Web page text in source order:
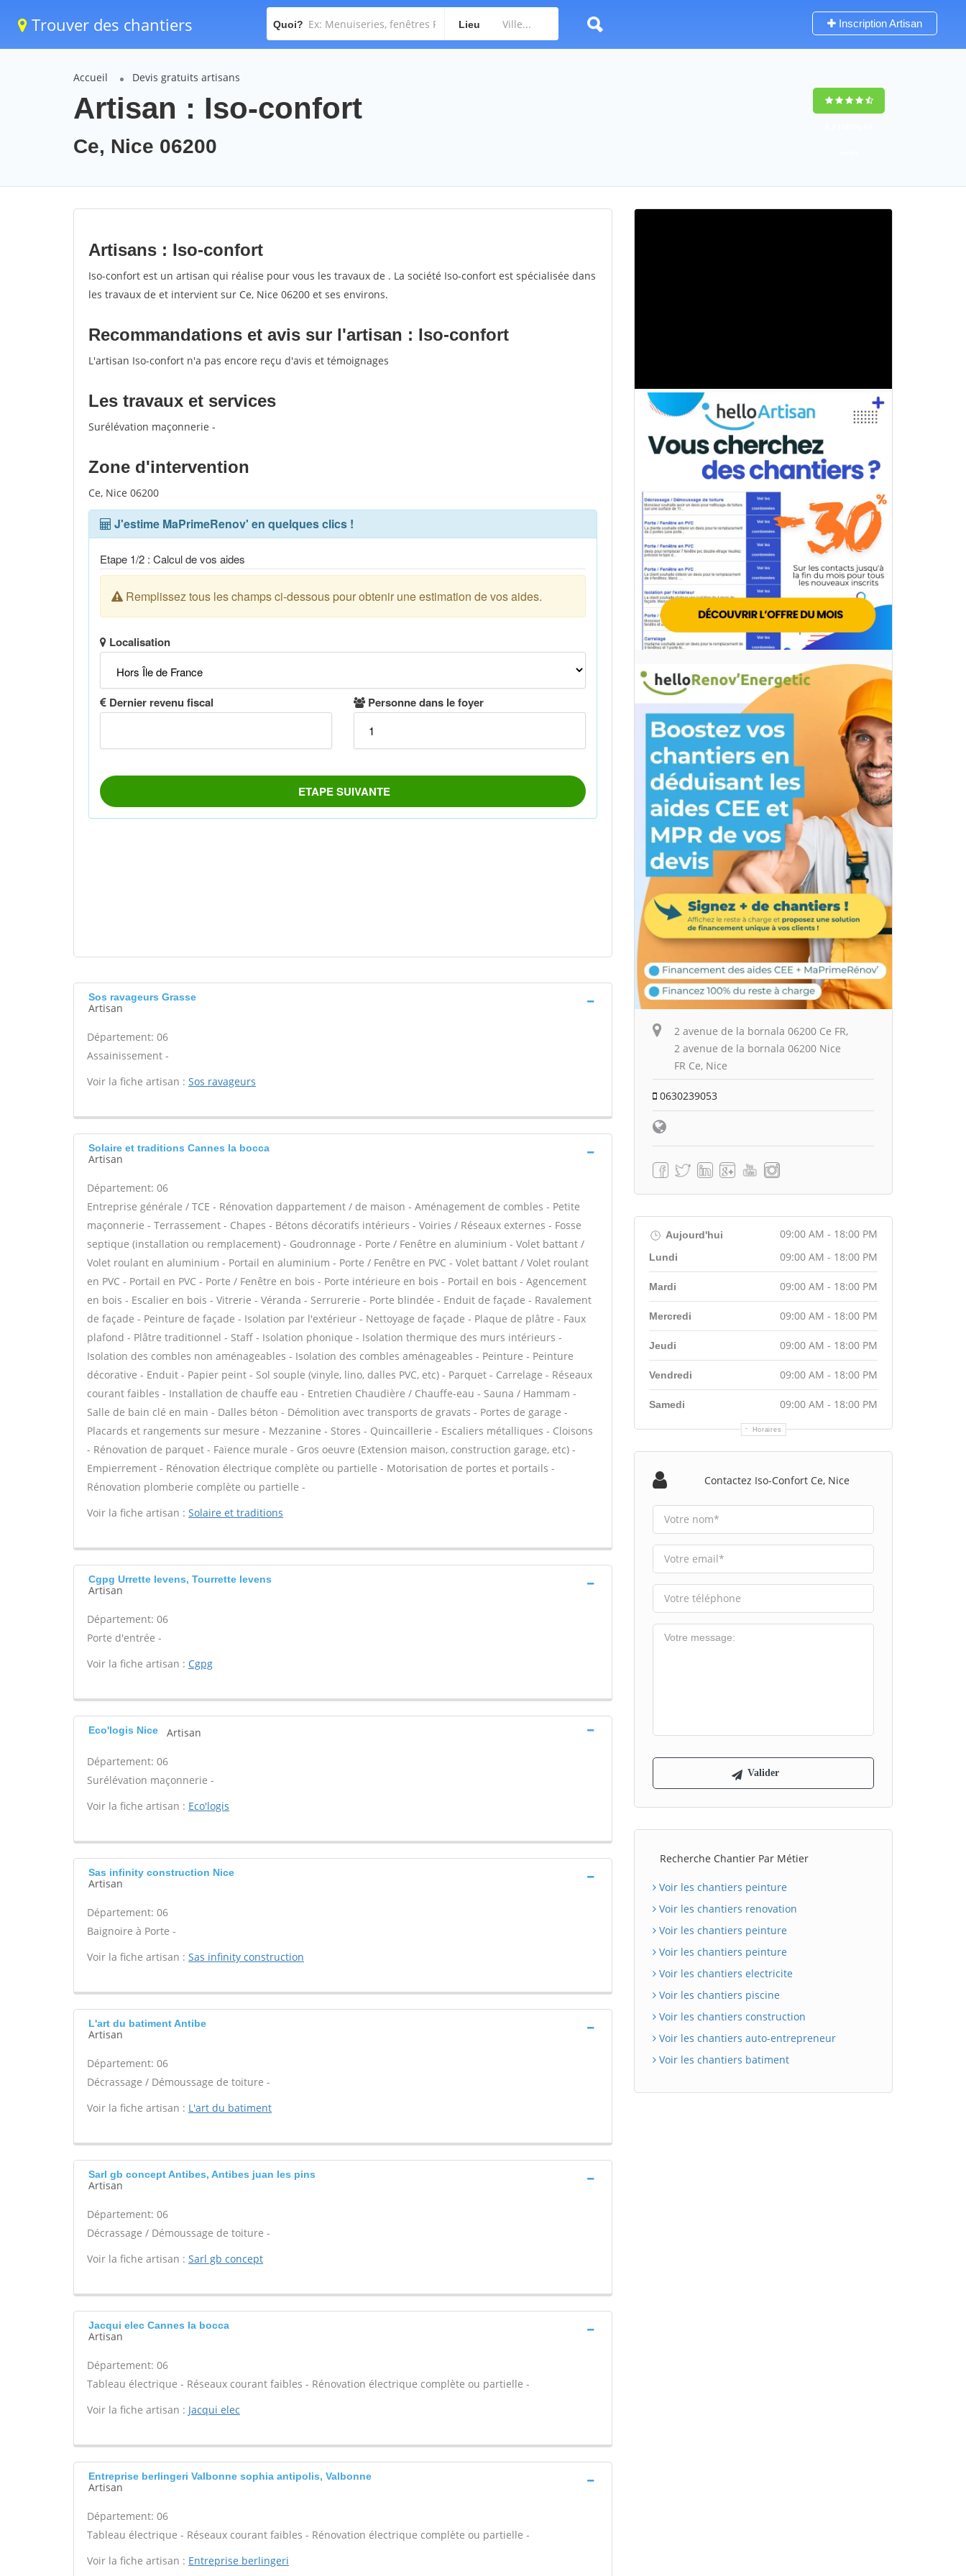
Trouver des chantiers Quoi? Lieu Inscription Artisan
Accueil Devis gratuits artisans
Artisan : Iso-confort
Ce, Nice 06200
Artisans : Iso-confort
Iso-confort est un artisan qui réalise pour vous les travaux de . La société Iso-confort est spécialisée dans
les travaux de et intervient sur Ce, Nice 06200 et ses environs.
Recommandations et avis sur l'artisan : Iso-confort
L'artisan Iso-confort n'a pas encore reçu d'avis et témoignages
Les travaux et services
Surélévation maçonnerie -
Zone d'intervention
Ce, Nice 06200
Sos ravageurs Grasse
Artisan
Département: 06
Assainissement -
Voir la fiche artisan : Sos ravageurs
Solaire et traditions Cannes la bocca
Artisan
Département: 06
Entreprise générale / TCE - Rénovation dappartement / de maison - Aménagement de combles - Petite
maçonnerie - Terrassement - Chapes - Bétons décoratifs intérieurs - Voiries / Réseaux externes - Fosse
septique (installation ou remplacement) - Goudronnage - Porte / Fenêtre en aluminium - Volet battant /
Volet roulant en aluminium - Portail en aluminium - Porte / Fenêtre en PVC - Volet battant / Volet roulant
en PVC - Portail en PVC - Porte / Fenêtre en bois - Porte intérieure en bois - Portail en bois - Agencement
en bois - Escalier en bois - Vitrerie - Véranda - Serrurerie - Porte blindée - Enduit de façade - Ravalement
de façade - Peinture de façade - Isolation par l'extérieur - Nettoyage de façade - Plaque de plâtre - Faux
plafond - Plâtre traditionnel - Staff - Isolation phonique - Isolation thermique des murs intérieurs -
Isolation des combles non aménageables - Isolation des combles aménageables - Peinture - Peinture
décorative - Enduit - Papier peint - Sol souple (vinyle, lino, dalles PVC, etc) - Parquet - Carrelage - Réseaux
courant faibles - Installation de chauffe eau - Entretien Chaudière / Chauffe-eau - Sauna / Hammam -
Salle de bain clé en main - Dalles béton - Démolition avec transports de gravats - Portes de garage -
Placards et rangements sur mesure - Mezzanine - Stores - Quincaillerie - Escaliers métalliques - Cloisons
- Rénovation de parquet - Faïence murale - Gros oeuvre (Extension maison, construction garage, etc) -
Empierrement - Rénovation électrique complète ou partielle - Motorisation de portes et portails -
Rénovation plomberie complète ou partielle -
Voir la fiche artisan : Solaire et traditions
Cgpg Urrette levens, Tourrette levens
Artisan
Département: 06
Porte d'entrée -
Voir la fiche artisan : Cgpg
Eco'logis Nice Artisan
Département: 06
Surélévation maçonnerie -
Voir la fiche artisan : Eco'logis
Sas infinity construction Nice
Artisan
Département: 06
Baignoire à Porte -
Voir la fiche artisan : Sas infinity construction
L'art du batiment Antibe
Artisan
Département: 06
Décrassage / Démoussage de toiture -
Voir la fiche artisan : L'art du batiment
Sarl gb concept Antibes, Antibes juan les pins
Artisan
Département: 06
Décrassage / Démoussage de toiture -
Voir la fiche artisan : Sarl gb concept
Jacqui elec Cannes la bocca
Artisan
Département: 06
Tableau électrique - Réseaux courant faibles - Rénovation électrique complète ou partielle -
Voir la fiche artisan : Jacqui elec
Entreprise berlingeri Valbonne sophia antipolis, Valbonne
Artisan
Département: 06
Tableau électrique - Réseaux courant faibles - Rénovation électrique complète ou partielle -
Voir la fiche artisan : Entreprise berlingeri
2 avenue de la bornala 06200 Ce FR,
2 avenue de la bornala 06200 Nice
FR Ce, Nice
0630239053
Aujourd'hui 09:00 AM - 18:00 PM
Horaires
Lundi 09:00 AM - 18:00 PM
Mardi 09:00 AM - 18:00 PM
Mercredi 09:00 AM - 18:00 PM
Jeudi 09:00 AM - 18:00 PM
Vendredi 09:00 AM - 18:00 PM
Samedi 09:00 AM - 18:00 PM
Contactez Iso-Confort Ce, Nice
Recherche Chantier Par Métier
Voir les chantiers peinture
Voir les chantiers renovation
Voir les chantiers peinture
Voir les chantiers peinture
Voir les chantiers electricite
Voir les chantiers piscine
Voir les chantiers construction
Voir les chantiers auto-entrepreneur
Voir les chantiers batiment